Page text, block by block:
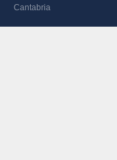
Cantabria